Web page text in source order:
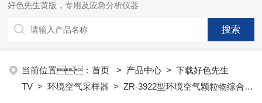
好色先生黄版，专用及应急分析仪器
当前位置：首页 > 产品中心 >下载好色先生
TV >环境空气采样器 > ZR-3922型环境空气颗粒物综合采